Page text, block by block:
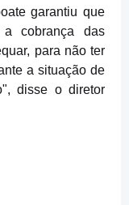
garantiu que
cobrança das
para não ter
a situação de
disse o diretor